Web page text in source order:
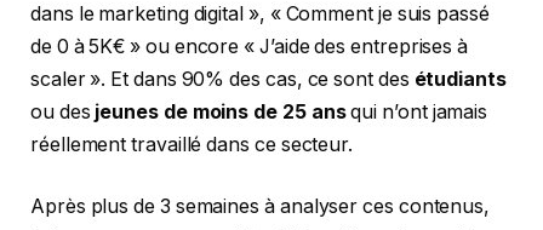
dans le marketing digital », « Comment je suis passé
de 0 à 5K€ » ou encore « J’aide des entreprises à
scaler ». Et dans 90% des cas, ce sont des étudiants
ou des jeunes de moins de 25 ansqui n’ont jamais
réellement travaillé dans ce secteur.
Après plus de 3 semaines à analyser ces contenus,